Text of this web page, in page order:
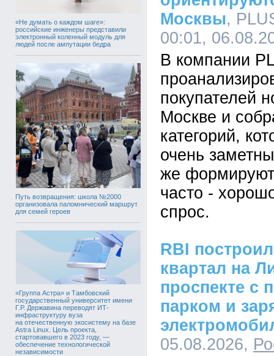
«Не думать о каждом шаге»:
российские инженеры представили
электронный коленный модуль для
людей после ампутации бедра
Путь возвращения: школа №2000
организовала паломнический маршрут
для семей героев
«Группа Астра» и Тамбовский
государственный университет имени
Г.Р. Державина переводят ИТ-
инфраструктуру вуза
на отечественную экосистему на базе
Astra Linux. Цель проекта,
стартовавшего в 2023 году, —
обеспечение технологической
независимости
Москвы,
00:01,
В компании
покупателей
Москве и
категорий,
очень
же
часто -
спрос.
RBI
квартал на
проспекте с
парком и
05.08.2026,